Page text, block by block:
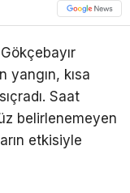
yangın, kısa
Saat
belirlenemeyen
etkisiyle